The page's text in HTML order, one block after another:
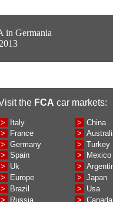
in Germania